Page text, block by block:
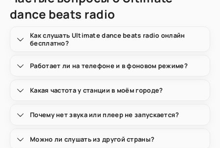
dance beats radio
Как слушать Ultimate dance beats radio онлайн
бесплатно?
Работает ли на телефоне и в фоновом режиме?
Какая частота у станции в моём городе?
Почему нет звука или плеер не запускается?
Можно ли слушать из другой страны?